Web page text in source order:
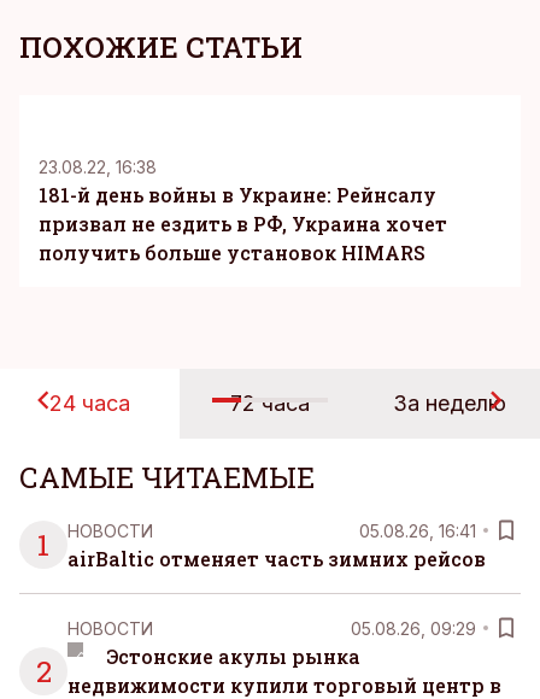
ПОХОЖИЕ СТАТЬИ
23.08.22, 16:38
181-й день войны в Украине: Рейнсалу
призвал не ездить в РФ, Украина хочет
получить больше установок HIMARS
24 часа 72 часа За неделю
САМЫЕ ЧИТАЕМЫЕ
1
НОВОСТИ 05.08.26, 16:41
airBaltic отменяет часть зимних рейсов
2
НОВОСТИ 05.08.26, 09:29
Эстонские акулы рынка
недвижимости купили торговый центр в